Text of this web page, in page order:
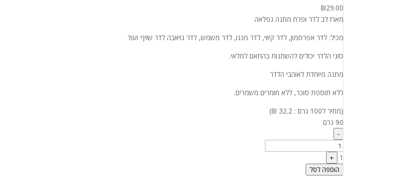
₪29.00
מארז לב לדר ופרח מתנה נפלאה
מכיל: לדר אפרסמון, לדר קיווי, לדר מנגו, לדר משמש, לדר גויאבה לדר שזיף ועוד
סוגי הלדר יכולים להשתנות בהתאם למלאי.
מתנה מיוחדת לאוהבי הלדר
ללא תוספת סוכר, ללא חומרים משמרים.
(מחיר ל100 גרם : 32.2 ₪)
90 גרם
Quantity
-
1
+
הוספה לסל